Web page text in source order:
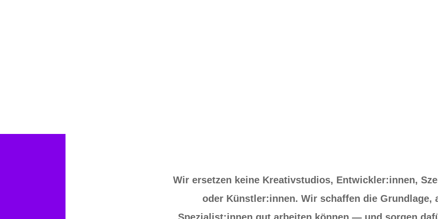
Wir ersetzen keine Kreativstudios, Entwickler:innen,
oder Künstler:innen. Wir schaffen die Grundlage,